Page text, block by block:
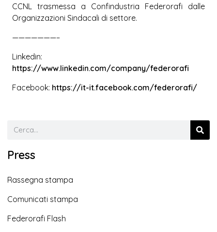
CCNL trasmessa a Confindustria Federorafi dalle
Organizzazioni Sindacali di settore.
———————–
Linkedin:
https://www.linkedin.com/company/federorafi
Facebook: https://it-it.facebook.com/federorafi/
Press
Rassegna stampa
Comunicati stampa
Federorafi Flash